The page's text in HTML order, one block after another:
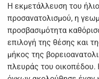
Η εκμετάλλευση του
προσανατολισμού, η
προσβασιμότητα
επιλογή της θέσης και
μήκος της
πλευράς του